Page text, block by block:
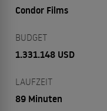
Condor Films
BUDGET
1.331.148 USD
LAUFZEIT
89 Minuten